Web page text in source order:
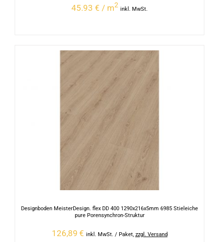
45.93 € / m2
inkl. MwSt.
Designboden MeisterDesign. flex DD 400 1290x216x5mm 6985 Stieleiche
pure Porensynchron-Struktur
126,89 € inkl. MwSt. / Paket, zzgl. Versand